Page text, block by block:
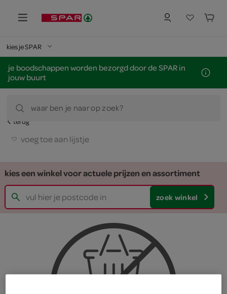
kies je SPAR
je boodschappen worden bezorgd door de SPAR in
jouw buurt
waar ben je naar op zoek?
terug
voeg toe aan lijstje
kies een winkel voor actuele prijzen en assortiment
zoek winkel